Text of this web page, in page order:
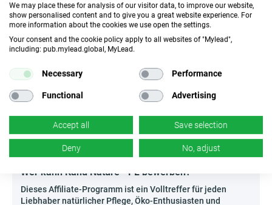
Baue Communities in thematischen Apps und
Gruppen rund um natürliche Schönheit und den
Öko-Lifestyle auf – das sind Orte, an denen
persönliche Empfehlungen am stärksten wirken.
Inhaltsstoffe, Wirkmechanismen der Produkte oder
Vorher-Nachher-Vergleiche präsentieren – visuelle
Effekte sprechen besonders Anhänger eines
Erfülle die Erwartungen moderner Konsumenten –
inspiriere sie, gemeinsam mit Kanu Nature - PL natürliche
Kosmetik zu entdecken!
Wer kann Kanu Nature - PL bewerben?
Dieses Affiliate-Programm ist ein Volltreffer für jeden
Liebhaber natürlicher Pflege, Öko-Enthusiasten und
We may place these for analysis of our visitor data, to improve our website,
show personalised content and to give you a great website experience. For
more information about the cookies we use open the settings.
Your consent and the cookie policy apply to all websites of "Mylead",
including: pub.mylead.global, MyLead.
Necessary Performance
Functional Advertising
Accept all Save selection
Deny No, adjust